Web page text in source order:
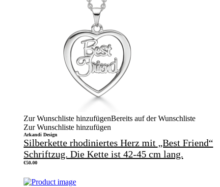
Zur Wunschliste hinzufügenBereits auf der Wunschliste
Zur Wunschliste hinzufügen
Arkandi Design
Silberkette rhodiniertes Herz mit „Best Friend“
Schriftzug. Die Kette ist 42-45 cm lang.
€50.00